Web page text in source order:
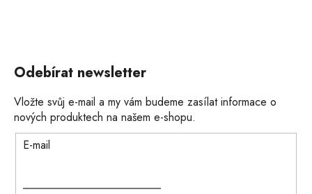
Odebírat newsletter
Vložte svůj e-mail a my vám budeme zasílat informace o
nových produktech na našem e-shopu.
E-mail